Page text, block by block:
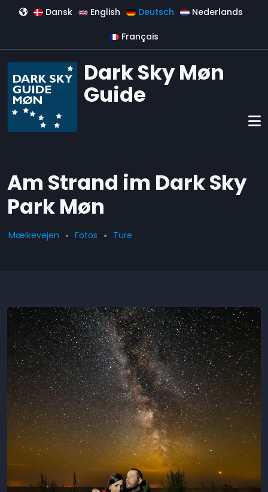
Direkt zum Inhalt
Dansk English Deutsch Nederlands
Français
Dark Sky Møn
Guide
Am Strand im Dark Sky
Park Møn
Mælkevejen Fotos Ture